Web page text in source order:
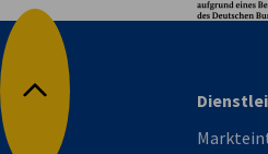
Nach oben